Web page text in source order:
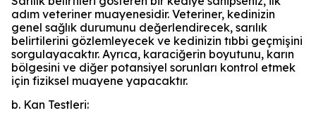
adım veteriner muayenesidir. Veteriner, kedinizin
genel sağlık durumunu değerlendirecek, sarılık
belirtilerini gözlemleyecek ve kedinizin tıbbi geçmişini
sorgulayacaktır. Ayrıca, karaciğerin boyutunu, karın
bölgesini ve diğer potansiyel sorunları kontrol etmek
için fiziksel muayene yapacaktır.
b. Kan Testleri: